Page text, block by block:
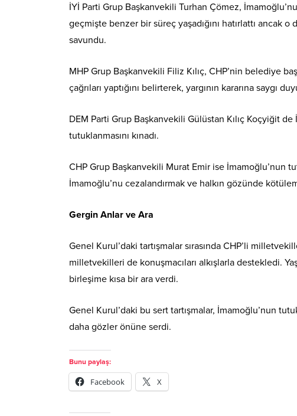
İYİ Parti Grup Başkanvekili Turhan Çömez,
geçmişte benzer bir süreç yaşadığını hatırlattı ancak
savundu.
MHP Grup Başkanvekili Filiz Kılıç, CHP’nin belediye
çağrıları yaptığını belirterek, yargının kararına saygı
DEM Parti Grup Başkanvekili Gülüstan Kılıç Koçyiğit
tutuklanmasını kınadı.
CHP Grup Başkanvekili Murat Emir ise İmamoğlu’nun
İmamoğlu’nu cezalandırmak ve halkın gözünde
Gergin Anlar ve Ara
Genel Kurul’daki tartışmalar sırasında CHP’li
milletvekilleri de konuşmacıları alkışlarla destekledi.
birleşime kısa bir ara verdi.
Genel Kurul’daki bu sert tartışmalar, İmamoğlu’nun
daha gözler önüne serdi.
Bunu paylaş:
Facebook X